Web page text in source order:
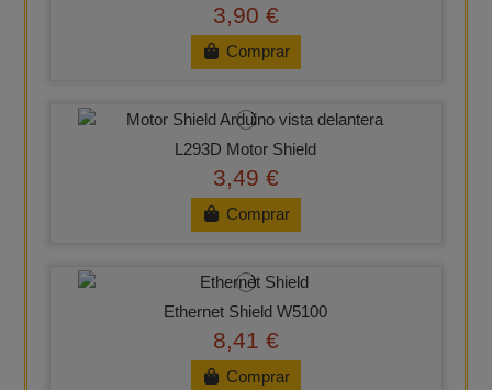
3,90 €
Comprar
L293D Motor Shield
3,49 €
Comprar
Ethernet Shield W5100
8,41 €
Comprar